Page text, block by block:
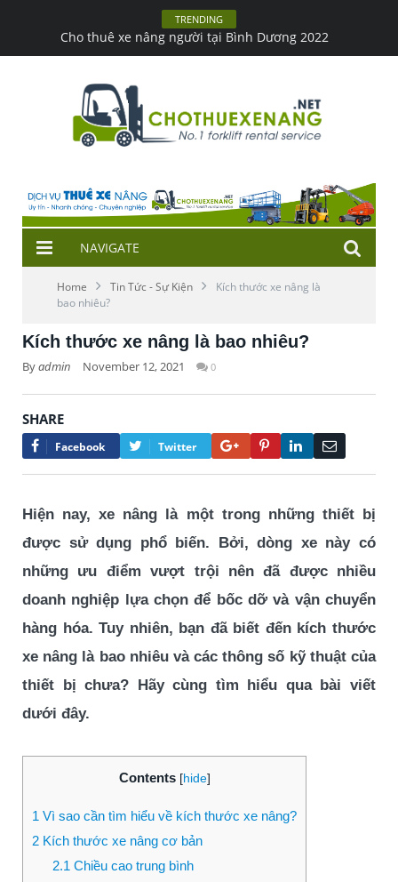
TRENDING
Xe nâng hàng trong kho & những lưu ý khi lái
NAVIGATE
Home Tin Tức - Sự Kiện
Kích thước xe nâng là
bao nhiêu?
Kích thước xe nâng là bao nhiêu?
Byadmin November 12, 2021 0
SHARE
Facebook Twitter Google+PinterestLinkedIn
Hiện nay, xe nâng là một trong những thiết bị
được sử dụng phổ biến. Bởi, dòng xe này có
những ưu điểm vượt trội nên đã được nhiều
doanh nghiệp lựa chọn để bốc dỡ và vận chuyển
hàng hóa. Tuy nhiên, bạn đã biết đến kích thước
xe nâng là bao nhiêu và các thông số kỹ thuật của
thiết bị chưa? Hãy cùng tìm hiểu qua bài viết
dưới đây.
Contents [hide]
1 Vì sao cần tìm hiểu về kích thước xe nâng?
2 Kích thước xe nâng cơ bản
2.1 Chiều cao trung bình